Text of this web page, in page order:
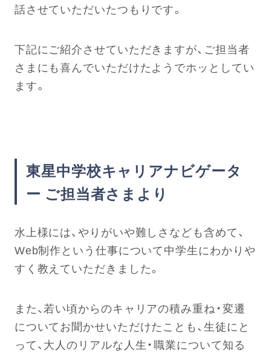
話させていただいたつもりです。
下記にご紹介させていただきますが、ご担当者
さまにも喜んでいただけたようでホッとしてい
ます。
東星中学校キャリアナビゲータ
ー ご担当者さまより
水上様には、やりがいや難しさなども含めて、
Web制作という仕事について中学生にわかりや
すく教えていただきました。
また、若い頃からのキャリアの積み重ね・変遷
についてお聞かせいただけたことも、生徒にと
って、大人のリアルな人生・職業について知る